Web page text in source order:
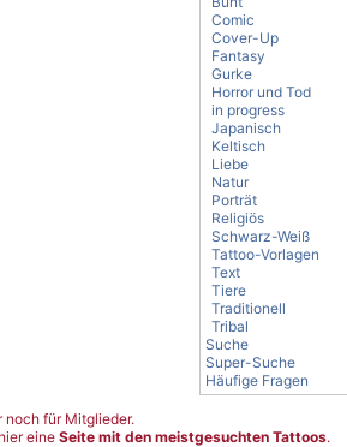
Comic
Cover-Up
Fantasy
Gurke
Horror und Tod
in progress
Japanisch
Keltisch
Liebe
Natur
Porträt
Religiös
Schwarz-Weiß
Tattoo-Vorlagen
Text
Tiere
Traditionell
Tribal
Suche
Super-Suche
Häufige Fragen
noch für Mitglieder.
eine Seite mit den meistgesuchten Tattoos.